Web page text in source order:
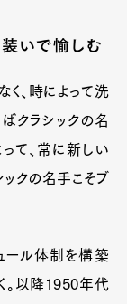
いで愉しむ
、時によって洗
クラシックの名
て、常に新しい
クの名手こそブ
ール体制を構築
。以降1950年代